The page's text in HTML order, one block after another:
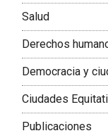
Salud
Derechos
Democracia y
Ciudades
Publicaciones